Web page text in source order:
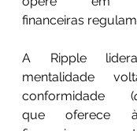
financeiras
A Ripple
mentalidade
conformidade (
que oferece